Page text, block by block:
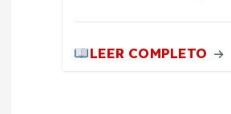
LEER COMPLETO